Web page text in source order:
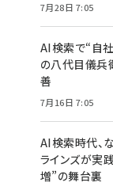
7月28日 7:05
AI検索で“自
の八代目儀兵
善
7月16日 7:05
AI検索時代、
ラインズが実
増”の舞台裏